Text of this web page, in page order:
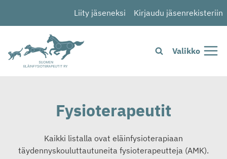
Liity jäseneksi Kirjaudu jäsenrekisteriin
Valikko
Fysioterapeutit
Kaikki listalla ovat eläinfysioterapiaan
täydennyskouluttautuneita fysioterapeutteja (AMK).